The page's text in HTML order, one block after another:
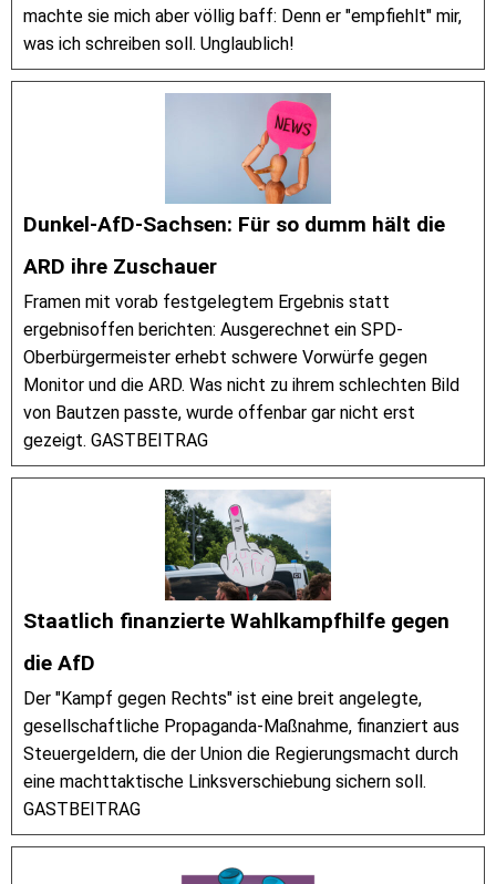
machte sie mich aber völlig baff: Denn er "empfiehlt" mir,
was ich schreiben soll. Unglaublich!
Dunkel-AfD-Sachsen: Für so dumm hält die
ARD ihre Zuschauer
Framen mit vorab festgelegtem Ergebnis statt
ergebnisoffen berichten: Ausgerechnet ein SPD-
Oberbürgermeister erhebt schwere Vorwürfe gegen
Monitor und die ARD. Was nicht zu ihrem schlechten Bild
von Bautzen passte, wurde offenbar gar nicht erst
gezeigt. GASTBEITRAG
Staatlich finanzierte Wahlkampfhilfe gegen
die AfD
Der "Kampf gegen Rechts" ist eine breit angelegte,
gesellschaftliche Propaganda-Maßnahme, finanziert aus
Steuergeldern, die der Union die Regierungsmacht durch
eine machttaktische Linksverschiebung sichern soll.
GASTBEITRAG